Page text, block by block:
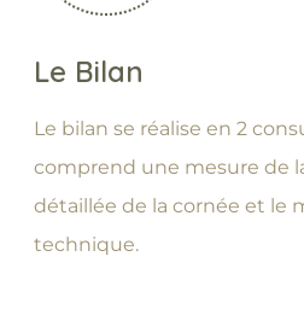
Le Bilan
Le bilan se réalise en 2
comprend une mesure de
détaillée de la cornée et le
technique.